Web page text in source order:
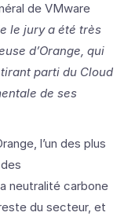
de VMware
le jury a été très
d’Orange, qui
parti du Cloud
de ses
l’un des plus
neutralité carbone
du secteur, et